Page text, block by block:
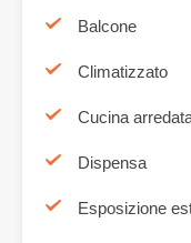
Balcone
Climatizzato
Cucina
Dispensa
Esposizione